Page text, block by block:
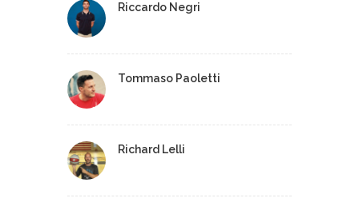
Riccardo Negri
Tommaso Paoletti
Richard Lelli